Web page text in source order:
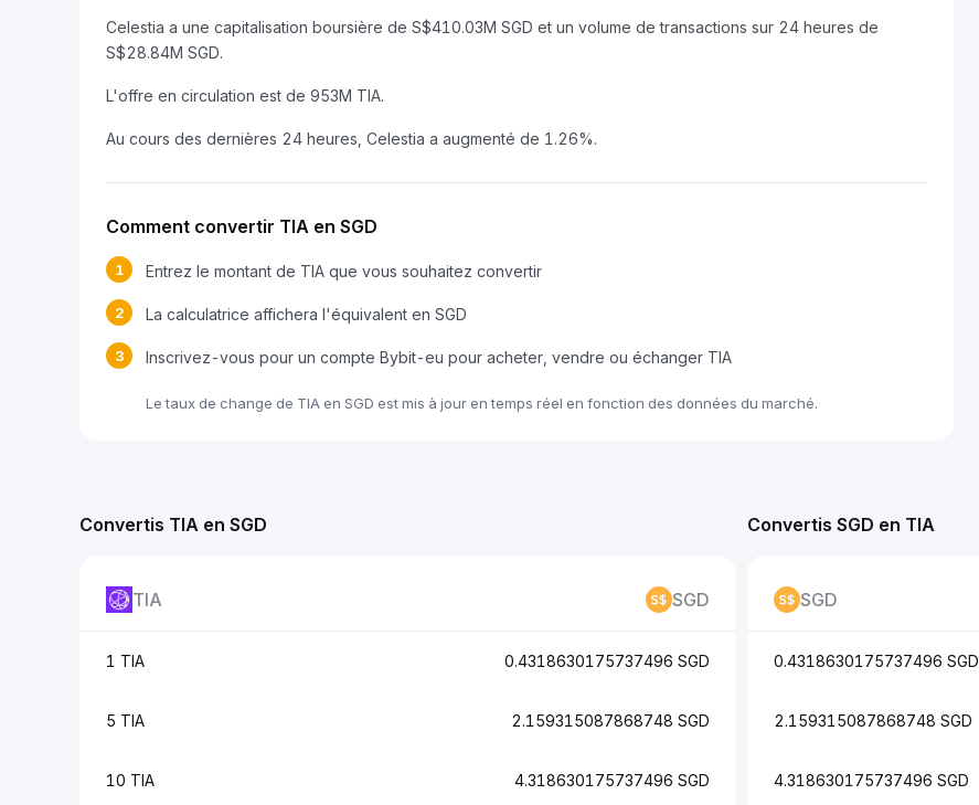
Celestia a une capitalisation boursière de S$410.03M SGD et un volume de transactions sur 24 heures de
S$28.84M SGD.
L'offre en circulation est de 953M TIA.
Au cours des dernières 24 heures, Celestia a augmenté de 1.26%.
Comment convertir TIA en SGD
1 Entrez le montant de TIA que vous souhaitez convertir
2 La calculatrice affichera l'équivalent en SGD
3 Inscrivez-vous pour un compte Bybit-eu pour acheter, vendre ou échanger TIA
Le taux de change de TIA en SGD est mis à jour en temps réel en fonction des données du marché.
Convertis TIA en SGD
TIA SGD
1 TIA 0.4318630175737496 SGD
5 TIA 2.159315087868748 SGD
10 TIA 4.318630175737496 SGD
Convertis SGD en TIA
SGD
0.4318630175737496 SGD
2.159315087868748 SGD
4.318630175737496 SGD